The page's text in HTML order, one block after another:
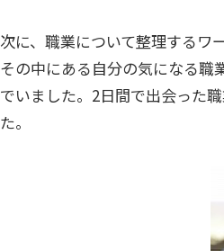
次に、職業について整理するワ
その中にある自分の気になる職
でいました。2日間で出会った
た。